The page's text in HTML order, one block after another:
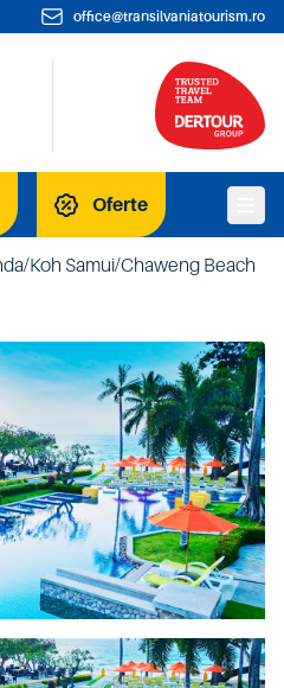
office@transilvaniatourism.ro
Oferte
/Koh Samui/Chaweng Beach